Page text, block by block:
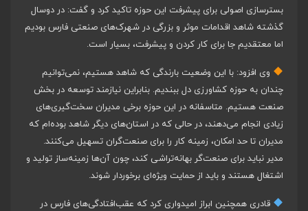
بسترسازی اصولی برای پیشرفت این حوزه تاکید کرد و گفت: در دوسال
گذشته شاهد اقدامات موثر و بزرگی در شهرک‌های صنعتی فارس بودیم
اما معتقدیم جا برای کار کردن و پیشرفت، بسیار است.
وی افزود: با این وضعیت بارندگی که شاهد هستیم، نمی‌توانیم
چندان به حوزه کشاورزی دل ببندیم. بنابراین نیازمند توسعه در بخش
صنعت هستیم. متاسفانه در این حوزه برخی مدیران سخت‌گیری‌های
زیادی انجام می‌دهند، در حالی که در استان‌های دیگر شاهد بوده‌ام که
مدیران تا حد امکان، زمینه کار را برای صنعت‌گران تسهیل می‌کنند.
مدیر نباید برای صنعت‌گر بهانه‌تراشی کند، چون آن‌ها زمینه‌ساز تولید و
اشتغال هستند و باید از حمایت ویژه‌ای برخوردار شوند.
قادری همچنین ابراز امیدواری کرد که عقب‌افتادگی‌های فارس در